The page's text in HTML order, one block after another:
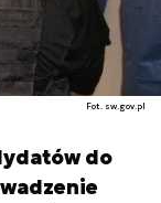
Fot. sw.gov.pl
do